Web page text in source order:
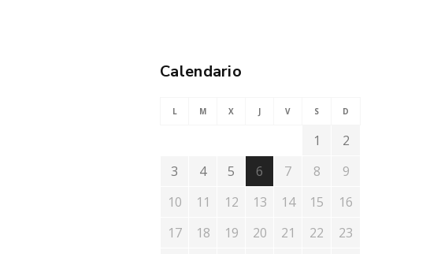
Calendario
L M X J V S D
1
2
3
4 5 6 7 8
9
10
11 12 13 14 15
16
17
18 19 20 21 22
23